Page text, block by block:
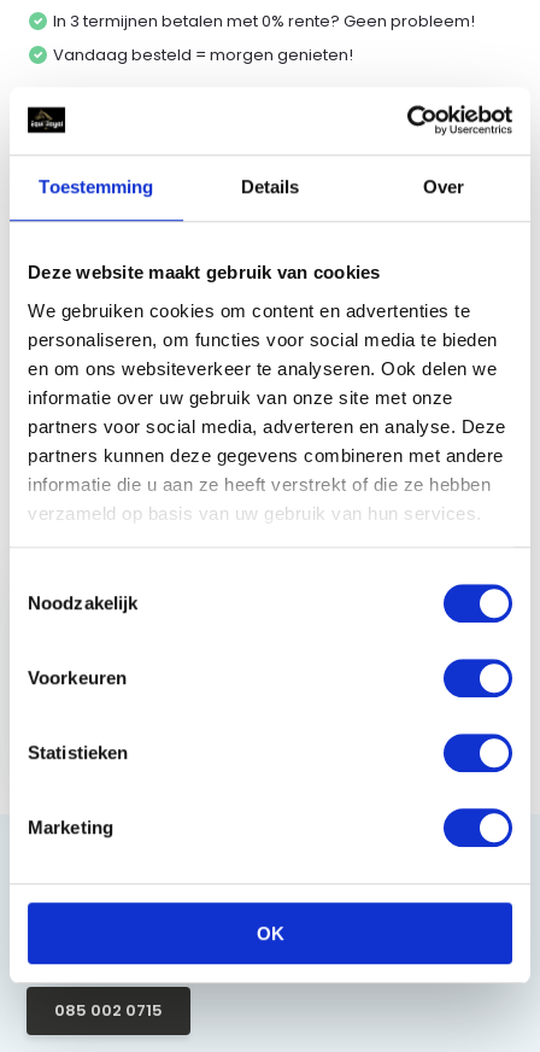
Toestemming Details Over
Deze website maakt gebruik van cookies
We gebruiken cookies om content en advertenties te
personaliseren, om functies voor social media te bieden
en om ons websiteverkeer te analyseren. Ook delen we
informatie over uw gebruik van onze site met onze
partners voor social media, adverteren en analyse. Deze
partners kunnen deze gegevens combineren met andere
informatie die u aan ze heeft verstrekt of die ze hebben
verzameld op basis van uw gebruik van hun services.
Noodzakelijk
Voorkeuren
Statistieken
Marketing
OK
In 3 termijnen betalen met 0% rente? Geen probleem!
Vandaag besteld = morgen genieten!
Vergelijk
Specificaties
Reviews
Delen
Zwart
085 002 0715